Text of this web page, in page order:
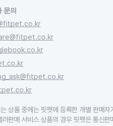
문의
상품 중에는 핏펫에 등록한 개별 판매
판매 서비스 상품의 경우 핏펫은 통신